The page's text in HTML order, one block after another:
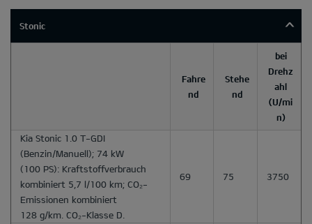
Stonic
Fahre
nd
Stehe
nd
bei
Drehz
ahl
(U/mi
n)
Kia Stonic 1.0 T-GDI
(Benzin/Manuell); 74 kW
(100 PS): Kraftstoffverbrauch
kombiniert 5,7 l/100 km; CO₂-
Emissionen kombiniert
128 g/km. CO₂-Klasse D.
69 75 3750